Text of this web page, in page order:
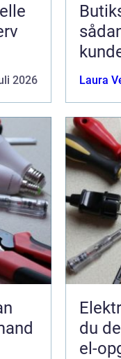
2026 Laura
du
el-